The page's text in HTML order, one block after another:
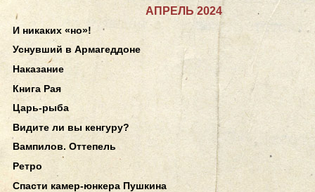
АПРЕЛЬ 2024
И никаких «но»!
Уснувший в Армагеддоне
Наказание
Книга Рая
Царь-рыба
Видите ли вы кенгуру?
Вампилов. Оттепель
Ретро
Спасти камер-юнкера Пушкина